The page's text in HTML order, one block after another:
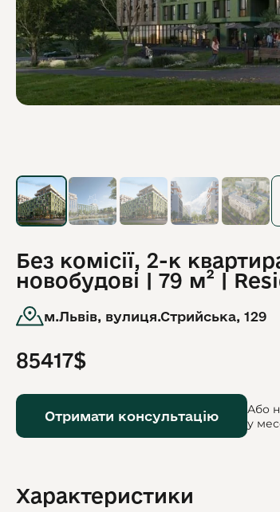
Без комісії, 2-к
новобудові | 79 м² |
м.Львів, вулиця.Стрийська, 129
85417$
Отримати консультацію
Або
у
Характеристики